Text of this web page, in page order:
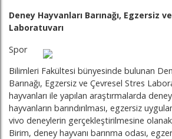
Deney Hayvanları Barınağı, Egzersiz
Laboratuvarı
Spor
Bilimleri Fakültesi bünyesinde bulunan
Barınağı, Egzersiz ve Çevresel Stres
hayvanları ile yapılan araştırmalarda
hayvanların barındırılması, egzersiz
vivo deneylerin gerçekleştirilmesine
Birim, deney hayvanı barınma odası,